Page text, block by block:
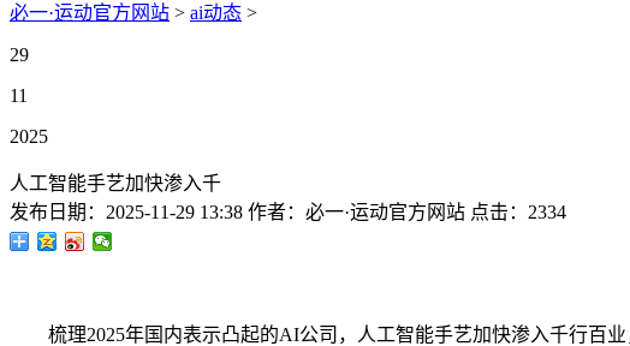
必一·运动官方网站 > ai动态 >
29
11
2025
人工智能手艺加快渗入千
发布日期： 2025-11-29 13:38 作者： 必一·运动官方网站 点击： 2334
梳理2025年国内表示凸起的AI公司，人工智能手艺加快渗入千行百业